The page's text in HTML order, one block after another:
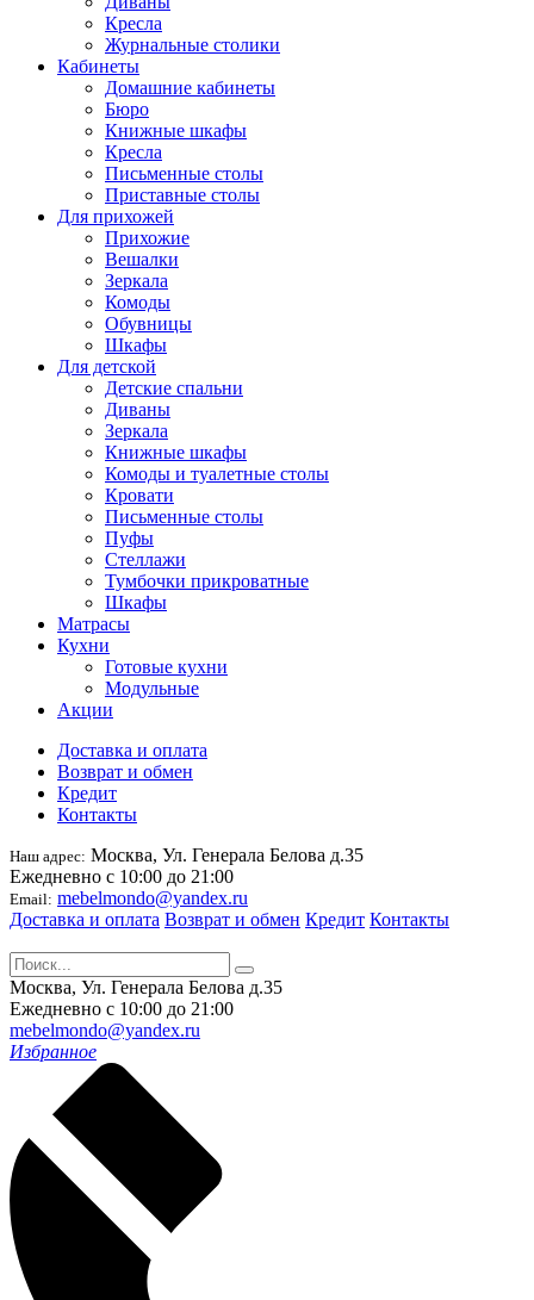
Кресла
Журнальные столики
Кабинеты
Домашние кабинеты
Бюро
Книжные шкафы
Кресла
Письменные столы
Приставные столы
Для прихожей
Прихожие
Вешалки
Зеркала
Комоды
Обувницы
Шкафы
Для детской
Детские спальни
Диваны
Зеркала
Книжные шкафы
Комоды и туалетные столы
Кровати
Письменные столы
Пуфы
Стеллажи
Тумбочки прикроватные
Шкафы
Матрасы
Кухни
Готовые кухни
Модульные
Акции
Доставка и оплата
Возврат и обмен
Кредит
Контакты
Наш адрес: Москва, Ул. Генерала Белова д.35
Ежедневно с 10:00 до 21:00
Email: mebelmondo@yandex.ru
Доставка и оплата Возврат и обмен Кредит Контакты
Москва, Ул. Генерала Белова д.35
Ежедневно с 10:00 до 21:00
mebelmondo@yandex.ru
Избранное